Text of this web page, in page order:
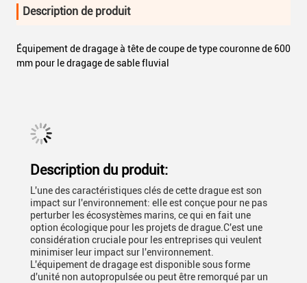
Description de produit
Équipement de dragage à tête de coupe de type couronne de 600
mm pour le dragage de sable fluvial
Description du produit:
L'une des caractéristiques clés de cette drague est son
impact sur l'environnement: elle est conçue pour ne pas
perturber les écosystèmes marins, ce qui en fait une
option écologique pour les projets de drague.C'est une
considération cruciale pour les entreprises qui veulent
minimiser leur impact sur l'environnement.
L'équipement de dragage est disponible sous forme
d'unité non autopropulsée ou peut être remorqué par un